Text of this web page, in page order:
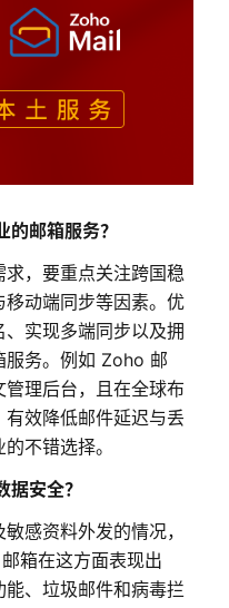
邮箱服务？
，要重点关注跨国稳
动端同步等因素。优
实现多端同步以及拥
服务。例如 Zoho 邮
理后台，且在全球布
效降低邮件延迟与丢
不错选择。
安全？
感资料外发的情况，
箱在这方面表现出
、垃圾邮件和病毒拦